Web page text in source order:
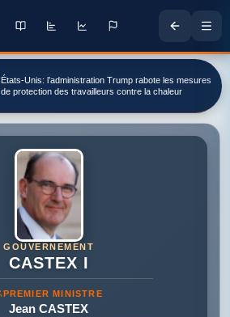
États-Unis: l’administration Trump rabote les mesures
de protection des travailleurs contre la chaleur
GOUVERNEMENT
CASTEX I
PREMIER MINISTRE
Jean CASTEX